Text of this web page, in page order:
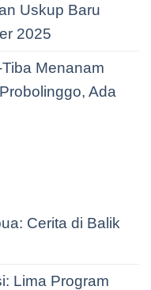
Uskup Baru
2025
Menanam
Ada
Cerita di Balik
Lima Program